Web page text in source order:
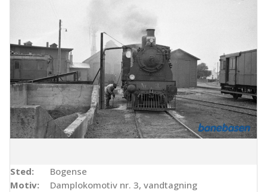
Sted:
Bogense
Motiv:
Damplokomotiv nr. 3, vandtagning